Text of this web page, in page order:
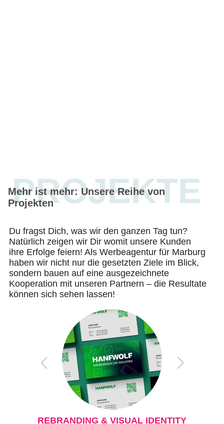
PROJEKTE
Mehr ist mehr: Unsere Reihe von
Projekten
Du fragst Dich, was wir den ganzen Tag tun?
Natürlich zeigen wir Dir womit unsere Kunden
ihre Erfolge feiern! Als Werbeagentur für Marburg
haben wir nicht nur die gesetzten Ziele im Blick,
sondern bauen auf eine ausgezeichnete
Kooperation mit unseren Partnern – die Resultate
können sich sehen lassen!
REBRANDING & VISUAL IDENTITY